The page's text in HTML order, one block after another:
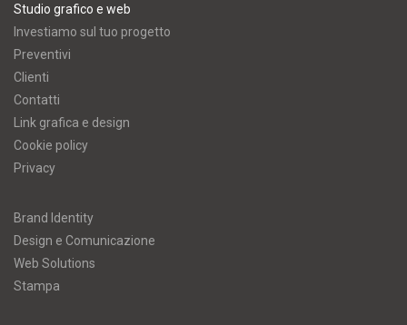
Studio grafico e web
Investiamo sul tuo progetto
Preventivi
Clienti
Contatti
Link grafica e design
Cookie policy
Privacy
Brand Identity
Design e Comunicazione
Web Solutions
Stampa